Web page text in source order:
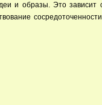
и образы. Это зависит